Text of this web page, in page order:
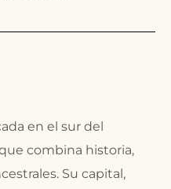
en el sur del
combina historia,
Su capital,